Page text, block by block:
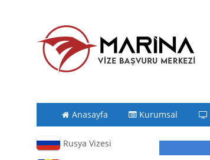
Anasayfa Kurumsal
Rusya Vizesi